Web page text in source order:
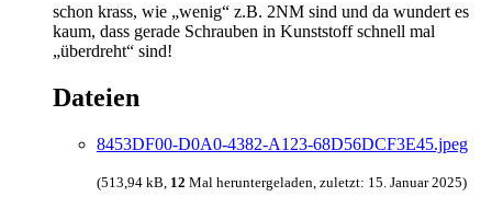
schon krass, wie „wenig“ z.B. 2NM sind und da wundert es
kaum, dass gerade Schrauben in Kunststoff schnell mal
„überdreht“ sind!
Dateien
8453DF00-D0A0-4382-A123-68D56DCF3E45.jpeg
(513,94 kB, 12 Mal heruntergeladen, zuletzt: 15. Januar 2025)